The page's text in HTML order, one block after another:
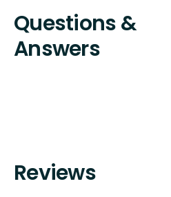
Questions &
Answers
Reviews